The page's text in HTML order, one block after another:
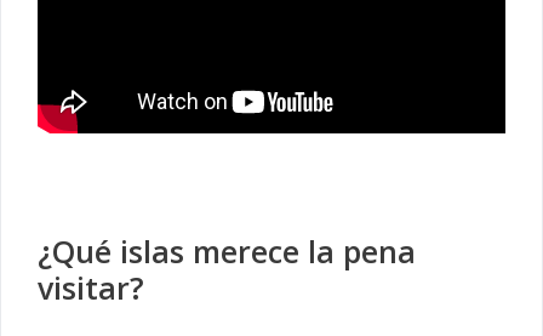
¿Qué islas merece la pena
visitar?